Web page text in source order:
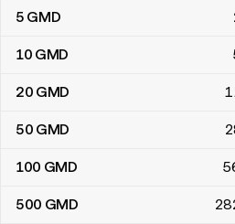
5 GMD
10 GMD
20 GMD
50 GMD
100 GMD
500 GMD